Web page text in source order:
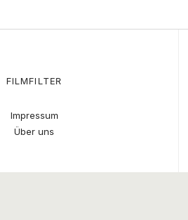
FILMFILTER
Impressum
Über uns